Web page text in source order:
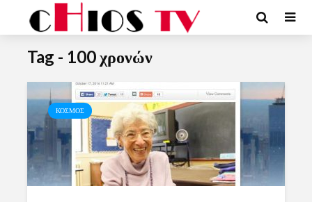
Tag - 100 χρονών
ΚΟΣΜΟΣ